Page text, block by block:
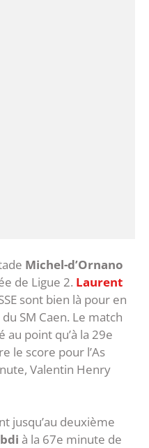
Michel-d’Ornano
de Ligue 2. Laurent
sont bien là pour en
SM Caen. Le match
point qu’à la 29e
le score pour l’As
Valentin Henry
jusqu’au deuxième
à la 67e minute de